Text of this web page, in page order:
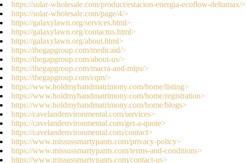
https://solar-wholesale.com/product/estacion-energia-ecoflow-deltamax/>
https://solar-wholesale.com/page/4/>
https://galaxylawn.org/services.html>
https://galaxylawn.org/contactus.html>
https://galaxylawn.org/about.html>
https://thegapgroup.com/medicaid/>
https://thegapgroup.com/about-us/>
https://thegapgroup.com/macra-and-mips/>
https://thegapgroup.com/cqm/>
https://www.holdmyhandmatrimony.com/home/listing>
https://www.holdmyhandmatrimony.com/home/registration>
https://www.holdmyhandmatrimony.com/home/blogs>
https://cavelandenvironmental.com/services>
https://cavelandenvironmental.com/get-a-quote>
https://cavelandenvironmental.com/contact>
https://www.missussmartypants.com/privacy-policy>
https://www.missussmartypants.com/terms-and-conditions>
https://www.missussmartypants.com/contact-us>